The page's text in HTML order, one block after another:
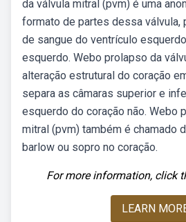
da válvula mitral (pvm) é uma
formato de partes dessa válvula,
de sangue do ventrículo
esquerdo. Webo prolapso da
alteração estrutural do coração
separa as câmaras superior e
esquerdo do coração não. Webo
mitral (pvm) também é chamado
barlow ou sopro no coração.
For more information, click
LEARN